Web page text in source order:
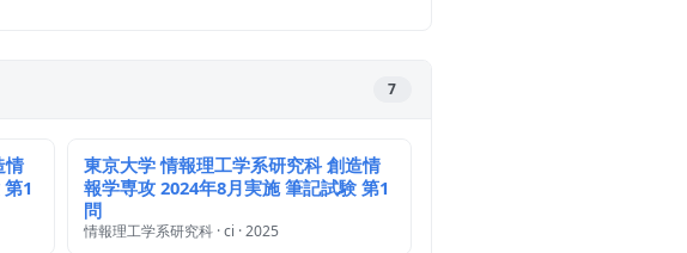
7
情
1
東京大学 情報理工学系研究科 創造情
報学専攻 2024年8月実施 筆記試験 第1
問
情報理工学系研究科 · ci · 2025